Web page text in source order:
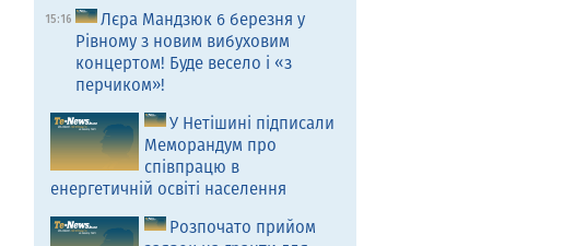
15:16
Лєра Мандзюк 6 березня у
Рівному з новим вибуховим
концертом! Буде весело і «з
перчиком»!
У Нетішині підписали
Меморандум про
співпрацю в
енергетичній освіті населення
Розпочато прийом